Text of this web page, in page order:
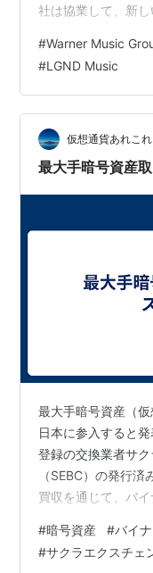
社は協業して、新
クン化して、ユー
す。WMGの一部の
ププラットフォー
気に入りのアーテ
しむ機会を提供す
#Warner Music
#LGND Music
仮想通貨あれこれ
最大手暗号資産
最大手暗号資産（
日本に参入すると
登録の交換業者サ
（SEBC）の発行
買収を通じて、バ
せんが、数十億円
は、フランス、イ
#暗号資産 #バイ
#サクラエクスチェ